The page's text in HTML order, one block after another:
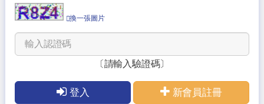
換一張圖片
〔請輸入驗證碼〕
登入 新會員註冊